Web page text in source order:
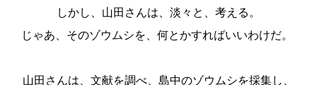
しかし、山田さんは、淡々と、考える。
じゃあ、そのゾウムシを、何とかすればいいわけだ。
山田さんは、文献を調べ、島中のゾウムシを採集し、